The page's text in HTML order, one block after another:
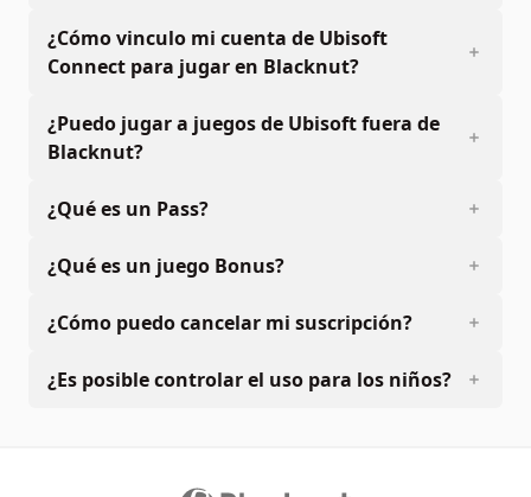
¿Cómo vinculo mi cuenta de Ubisoft
Connect para jugar en Blacknut?
¿Puedo jugar a juegos de Ubisoft fuera de
Blacknut?
¿Qué es un Pass?
¿Qué es un juego Bonus?
¿Cómo puedo cancelar mi suscripción?
¿Es posible controlar el uso para los niños?